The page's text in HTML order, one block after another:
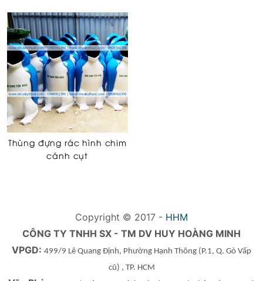
Thùng đựng rác hình chim
cánh cụt
Copyright © 2017 - HHM
CÔNG TY TNHH SX - TM DV HUY HOÀNG MINH
VPGD: 499/9 Lê Quang Định, Phường Hạnh Thông (P.1, Q. Gò Vấp
cũ) , TP. HCM